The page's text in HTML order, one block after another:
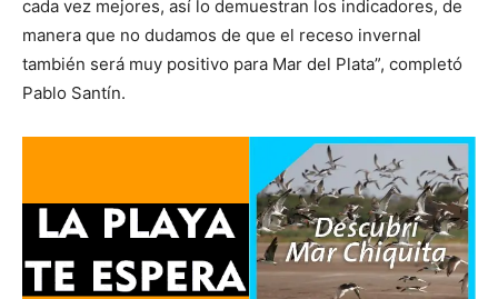
cada vez mejores, así lo demuestran los indicadores, de
manera que no dudamos de que el receso invernal
también será muy positivo para Mar del Plata”, completó
Pablo Santín.